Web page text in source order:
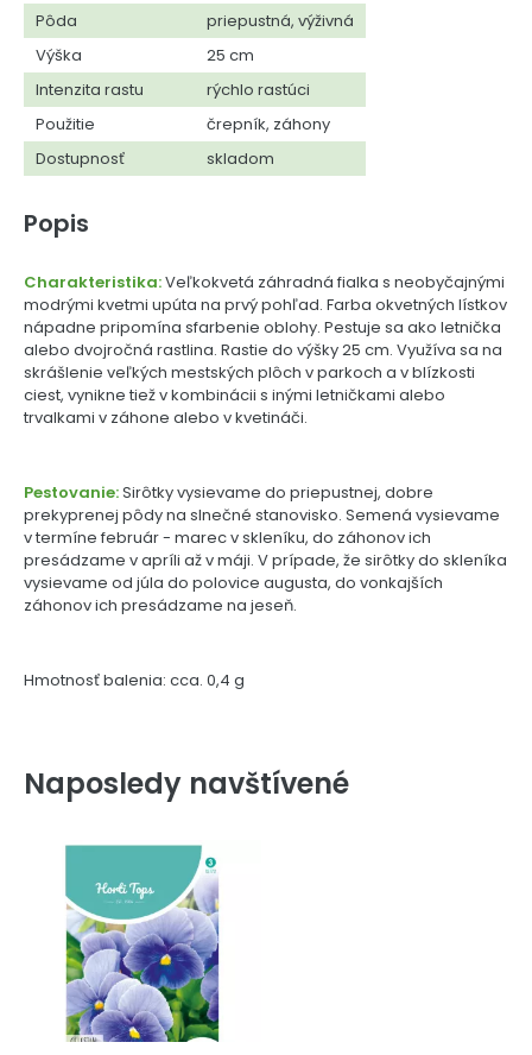
Pôda
priepustná, výživná
Výška
25 cm
Intenzita rastu
rýchlo rastúci
Použitie
črepník, záhony
Dostupnosť
skladom
Popis
Charakteristika:Veľkokvetá záhradná fialka s neobyčajnými
modrými kvetmi upúta na prvý pohľad. Farba okvetných lístkov
nápadne pripomína sfarbenie oblohy. Pestuje sa ako letnička
alebo dvojročná rastlina. Rastie do výšky 25 cm. Využíva sa na
skrášlenie veľkých mestských plôch v parkoch a v blízkosti
ciest, vynikne tiež v kombinácii s inými letničkami alebo
trvalkami v záhone alebo v kvetináči.
Pestovanie:Sirôtky vysievame do priepustnej, dobre
prekyprenej pôdy na slnečné stanovisko. Semená vysievame
v termíne február - marec v skleníku, do záhonov ich
presádzame v apríli až v máji. V prípade, že sirôtky do skleníka
vysievame od júla do polovice augusta, do vonkajších
záhonov ich presádzame na jeseň.
Hmotnosť balenia: cca. 0,4 g
Naposledy navštívené